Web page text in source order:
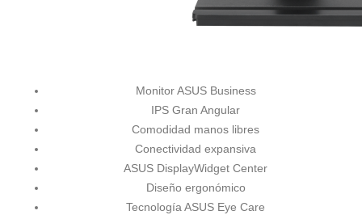
Monitor ASUS Business
IPS Gran Angular
Comodidad manos libres
Conectividad expansiva
ASUS DisplayWidget Center
Diseño ergonómico
Tecnología ASUS Eye Care